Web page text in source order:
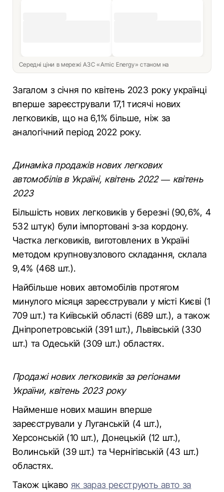
Середні ціни в мережі АЗС «Amic Energy» станом на
Загалом з січня по квітень 2023 року українці
вперше зареєстрували 17,1 тисячі нових
легковиків, що на 6,1% більше, ніж за
аналогічний період 2022 року.
Динаміка продажів нових легкових
автомобілів в Україні, квітень 2022 — квітень
2023
Більшість нових легковиків у березні (90,6%, 4
532 штук) були імпортовані з-за кордону.
Частка легковиків, виготовлених в Україні
методом крупновузлового складання, склала
9,4% (468 шт.).
Найбільше нових автомобілів протягом
минулого місяця зареєстрували у місті Києві (1
709 шт.) та Київській області (689 шт.), а також
Дніпропетровській (391 шт.), Львівській (330
шт.) та Одеській (309 шт.) областях.
Продажі нових легковиків за регіонами
України, квітень 2023 року
Найменше нових машин вперше
зареєстрували у Луганській (4 шт.),
Херсонській (10 шт.), Донецькій (12 шт.),
Волинській (39 шт.) та Чернігівській (43 шт.)
областях.
Також цікаво як зараз реєструють авто за